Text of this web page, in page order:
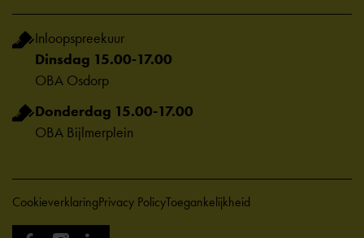
Inloopspreekuur
Dinsdag 15.00-17.00
OBA Osdorp
Donderdag 15.00-17.00
OBA Bijlmerplein
CookieverklaringPrivacy PolicyToegankelijkheid